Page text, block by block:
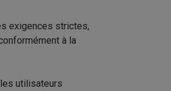
exigences strictes,
à la
utilisateurs